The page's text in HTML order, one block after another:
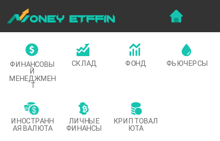
ФИНАНСОВЫ
Й
МЕНЕДЖМЕН
Т
СКЛАД ФОНД ФЬЮЧЕРСЫ
ИНОСТРАНН
АЯ ВАЛЮТА
ЛИЧНЫЕ
ФИНАНСЫ
КРИПТОВАЛ
ЮТА